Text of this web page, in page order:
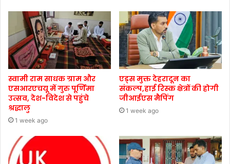
स्वामी राम साधक ग्राम और
एसआरएचयू में गुरु पूर्णिमा
उत्सव, देश-विदेश से पहुंचे
श्रद्धालु
1 week ago
एड्स मुक्त देहरादून का
संकल्प,हाई रिस्क क्षेत्रों की होगी
जीआईएस मैपिंग
1 week ago